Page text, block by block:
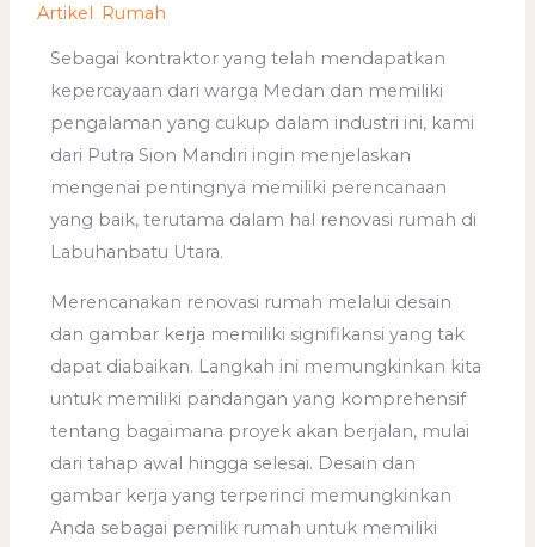
/Artikel Rumah
Sebagai kontraktor yang telah mendapatkan
kepercayaan dari warga Medan dan memiliki
pengalaman yang cukup dalam industri ini, kami
dari Putra Sion Mandiri ingin menjelaskan
mengenai pentingnya memiliki perencanaan
yang baik, terutama dalam hal renovasi rumah di
Labuhanbatu Utara.
Merencanakan renovasi rumah melalui desain
dan gambar kerja memiliki signifikansi yang tak
dapat diabaikan. Langkah ini memungkinkan kita
untuk memiliki pandangan yang komprehensif
tentang bagaimana proyek akan berjalan, mulai
dari tahap awal hingga selesai. Desain dan
gambar kerja yang terperinci memungkinkan
Anda sebagai pemilik rumah untuk memiliki